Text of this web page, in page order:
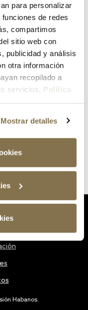
para personalizar
de redes
compartimos
sitio web con
publicidad y análisis
otra información
recopilado a
servicios. Política
Mostrar detalles
Habanos.